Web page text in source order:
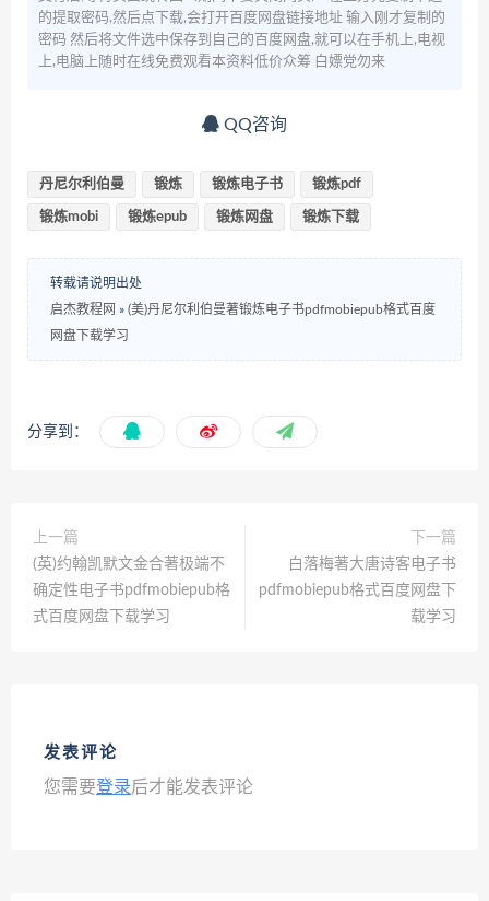
的提取密码,然后点下载,会打开百度网盘链接地址 输入刚才复制的
密码 然后将文件选中保存到自己的百度网盘,就可以在手机上,电视
上,电脑上随时在线免费观看本资料低价众筹 白嫖党勿来
QQ咨询
丹尼尔利伯曼 锻炼 锻炼电子书 锻炼pdf
锻炼mobi 锻炼epub 锻炼网盘 锻炼下载
转载请说明出处
启杰教程网 » (美)丹尼尔利伯曼著锻炼电子书pdfmobiepub格式百度
网盘下载学习
分享到：
上一篇
(英)约翰凯默文金合著极端不
确定性电子书pdfmobiepub格
式百度网盘下载学习
下一篇
白落梅著大唐诗客电子书
pdfmobiepub格式百度网盘下
载学习
发表评论
您需要登录后才能发表评论